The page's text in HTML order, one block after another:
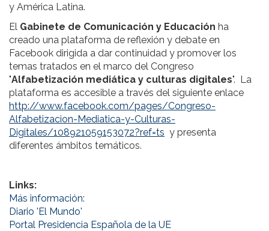
y América Latina.
El Gabinete de Comunicación y Educación ha
creado una plataforma de reflexión y debate en
Facebook dirigida a dar continuidad y promover los
temas tratados en el marco del Congreso
"Alfabetización mediática y culturas digitales". La
plataforma es accesible a través del siguiente enlace
http://www.facebook.com/pages/Congreso-
Alfabetizacion-Mediatica-y-Culturas-
Digitales/108921059153072?ref=ts y presenta
diferentes ámbitos temáticos.
Links:
Más información:
Diario 'El Mundo'
Portal Presidencia Española de la UE